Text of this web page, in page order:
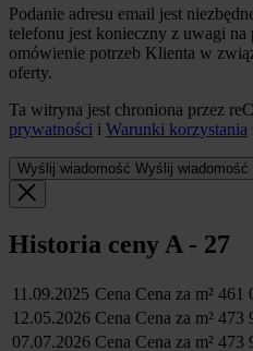
Podanie adresu email jest
telefonu jest konieczny z uwagi na
omówienie potrzeb Klienta w
oferty.
Ta witryna jest chroniona przez
prywatności i Warunki korzystania
Wyślij wiadomość Wyślij wiadomość
Historia cenyA - 27
11.09.2025 Cena Cena za m² 461
12.05.2026 Cena Cena za m² 473
07.07.2026 Cena Cena za m² 473